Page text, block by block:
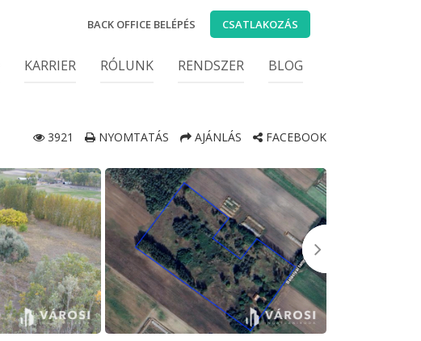
BACK OFFICE BELÉPÉS CSATLAKOZÁS
KARRIER RÓLUNK RENDSZER BLOG
3921 NYOMTATÁS AJÁNLÁS FACEBOOK